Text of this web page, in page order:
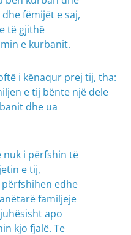
fëmijët e saj,
të gjithë
e kurbanit.
i kënaqur prej tij, tha:
e tij bënte një dele
dhe ua
nuk i përfshin të
e tij,
edhe
familjeje
apo
kjo fjalë. Te